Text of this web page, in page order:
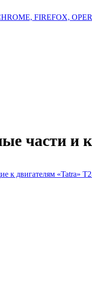
FIREFOX,
части
к двигателям «Tatra»